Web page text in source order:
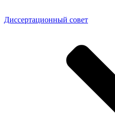
Диссертационный совет